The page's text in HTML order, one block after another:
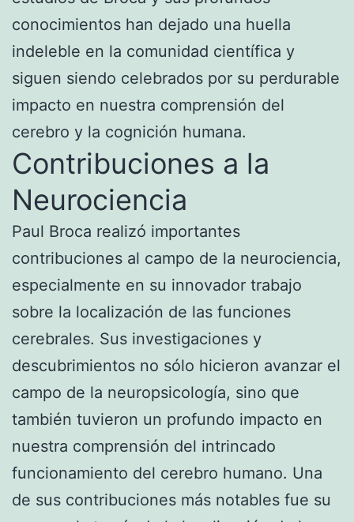
conocimientos han dejado una huella
indeleble en la comunidad científica y
siguen siendo celebrados por su perdurable
impacto en nuestra comprensión del
cerebro y la cognición humana.
Contribuciones a la
Neurociencia
Paul Broca realizó importantes
contribuciones al campo de la neurociencia,
especialmente en su innovador trabajo
sobre la localización de las funciones
cerebrales. Sus investigaciones y
descubrimientos no sólo hicieron avanzar el
campo de la neuropsicología, sino que
también tuvieron un profundo impacto en
nuestra comprensión del intrincado
funcionamiento del cerebro humano. Una
de sus contribuciones más notables fue su